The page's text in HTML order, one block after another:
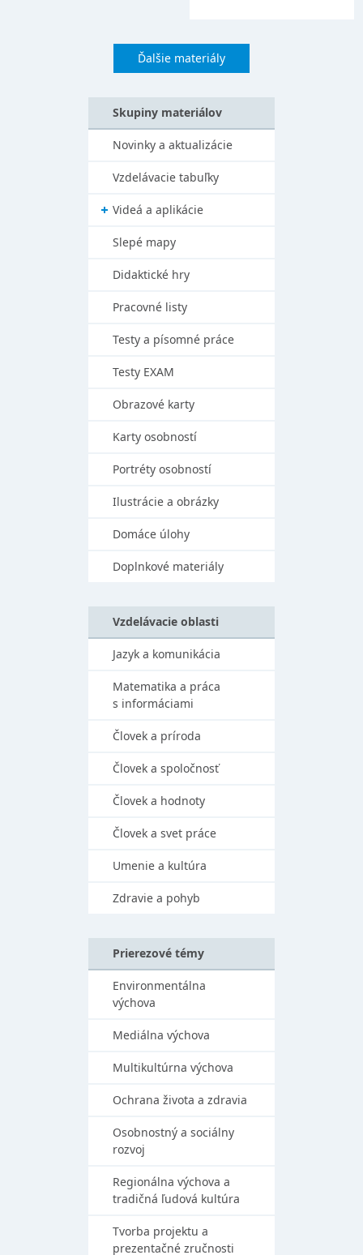
Ďalšie materiály
Skupiny materiálov
Novinky a aktualizácie
Vzdelávacie tabuľky
Videá a aplikácie
Slepé mapy
Didaktické hry
Pracovné listy
Testy a písomné práce
Testy EXAM
Obrazové karty
Karty osobností
Portréty osobností
Ilustrácie a obrázky
Domáce úlohy
Doplnkové materiály
Vzdelávacie oblasti
Jazyk a komunikácia
Matematika a práca
s informáciami
Človek a príroda
Človek a spoločnosť
Človek a hodnoty
Človek a svet práce
Umenie a kultúra
Zdravie a pohyb
Prierezové témy
Environmentálna
výchova
Mediálna výchova
Multikultúrna výchova
Ochrana života a zdravia
Osobnostný a sociálny
rozvoj
Regionálna výchova a
tradičná ľudová kultúra
Tvorba projektu a
prezentačné zručnosti